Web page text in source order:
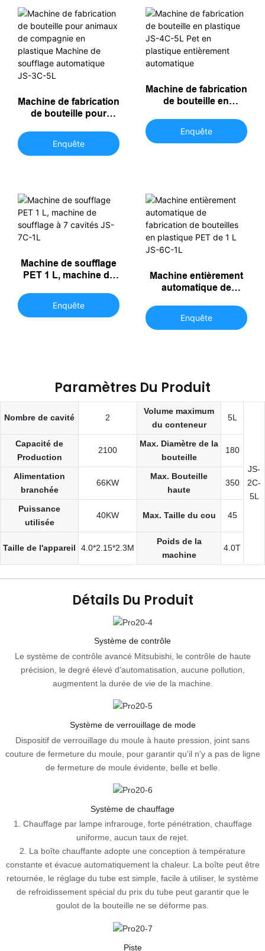
Machine de fabrication
de bouteille pour
plastique Machine de
Enquête
Machine de fabrication
de bouteille en
entièrement
Enquête
Machine de soufflage
PET 1 L, machine de
Enquête
Machine entièrement
automatique de
bouteilles en plastique
PET de 1 L JS-6C-1L
Enquête
Paramètres Du Produit
Nombre de cavité 2
Volume maximum
du conteneur
5L
JS-
2C-
5L
Capacité de
Production
2100
Max. Diamètre de la
bouteille
180
Alimentation
branchée
66KW
Max. Bouteille
haute
350
Puissance
utilisée
40KW Max. Taille du cou 45
Taille de l'appareil 4.0*2.15*2.3M
Poids de la
machine
4.0T
Détails Du Produit
Système de contrôle
Le système de contrôle avancé Mitsubishi, le contrôle de haute
précision, le degré élevé d'automatisation, aucune pollution,
augmentent la durée de vie de la machine.
Système de verrouillage de mode
Dispositif de verrouillage du moule à haute pression, joint sans
couture de fermeture du moule, pour garantir qu'il n'y a pas de ligne
de fermeture de moule évidente, belle et belle.
Système de chauffage
1. Chauffage par lampe infrarouge, forte pénétration, chauffage
uniforme, aucun taux de rejet.
2. La boîte chauffante adopte une conception à température
constante et évacue automatiquement la chaleur. La boîte peut être
retournée, le réglage du tube est simple, facile à utiliser, le système
de refroidissement spécial du prix du tube peut garantir que le
goulot de la bouteille ne se déforme pas.
Piste